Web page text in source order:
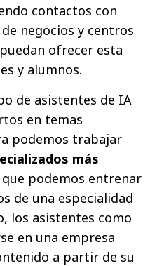
contactos con
negocios y centros
ofrecer esta
y alumnos.
de asistentes de IA
en temas
podemos trabajar
más
que podemos entrenar
de una especialidad
los asistentes como
en una empresa
a partir de su